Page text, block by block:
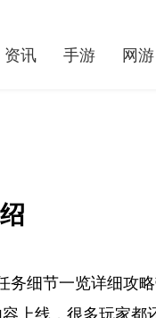
资讯 手游 网游
务细节一览详细攻
上线，很多玩家都